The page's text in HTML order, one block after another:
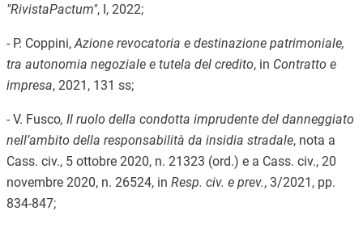
"RivistaPactum", I, 2022;
- P. Coppini, Azione revocatoria e destinazione patrimoniale,
tra autonomia negoziale e tutela del credito, in Contratto e
impresa, 2021, 131 ss;
- V. Fusco, Il ruolo della condotta imprudente del danneggiato
nell’ambito della responsabilità da insidia stradale, nota a
Cass. civ., 5 ottobre 2020, n. 21323 (ord.) e a Cass. civ., 20
novembre 2020, n. 26524, in Resp. civ. e prev., 3/2021, pp.
834-847;